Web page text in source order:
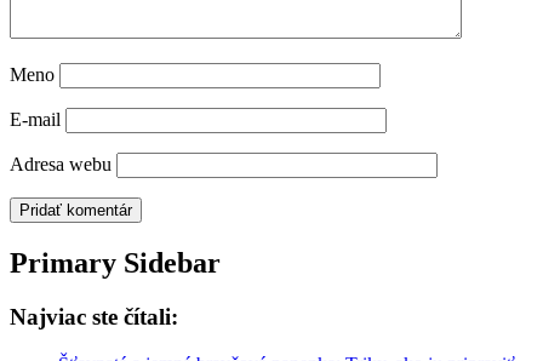
Meno
E-mail
Adresa webu
Primary Sidebar
Najviac ste čítali: